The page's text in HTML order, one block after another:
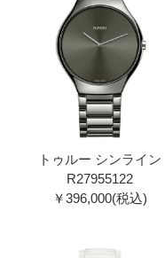
トゥルー シンライン
R27955122
￥396,000(税込)